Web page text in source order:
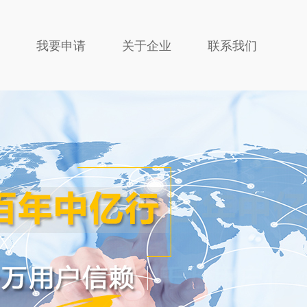
我要申请 关于企业 联系我们